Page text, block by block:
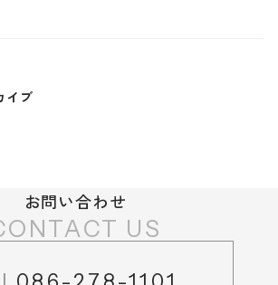
イブ
お問い合わせ
US